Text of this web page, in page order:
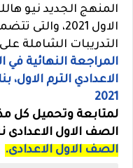
المنهج الجديد نيو
الاول 2021،
التدريبات الشاملة
المراجعة النهائية في
الاعدادي الترم
2021
لمتابعة وتحميل كل
الصف الاول
الصف الاول الاعدادى.